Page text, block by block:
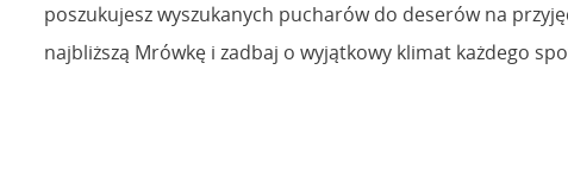
poszukujesz wyszukanych pucharów do deserów na
najbliższą Mrówkę i zadbaj o wyjątkowy klimat każdego